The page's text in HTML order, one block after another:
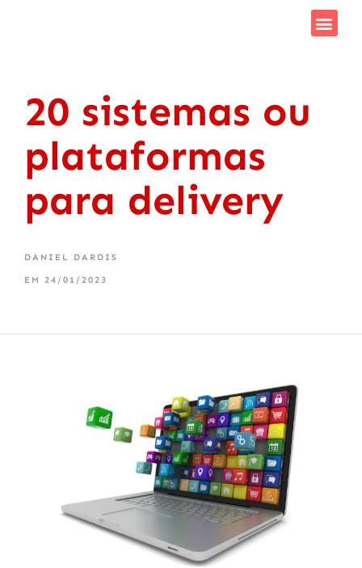
20 sistemas ou
plataformas
para delivery
DANIEL DARDIS
EM 24/01/2023